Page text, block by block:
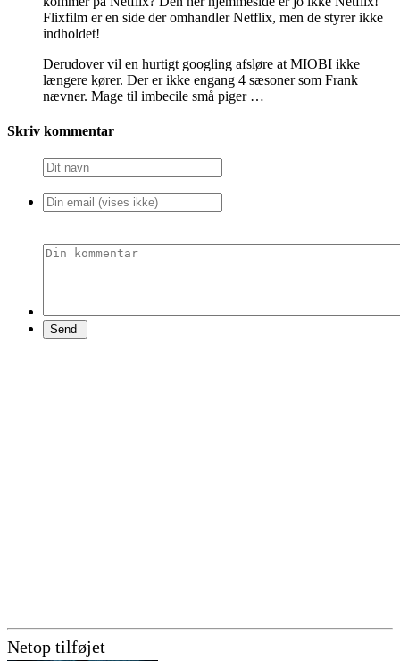
Flixfilm er en side der omhandler Netflix, men de styrer ikke
indholdet!
Derudover vil en hurtigt googling afsløre at MIOBI ikke
længere kører. Der er ikke engang 4 sæsoner som Frank
nævner. Mage til imbecile små piger …
Skriv kommentar
Netop tilføjet